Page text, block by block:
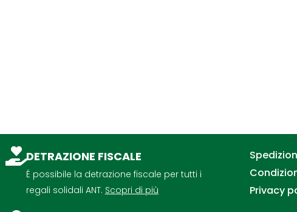
DETRAZIONE FISCALE
É possibile la detrazione fiscale per tutti i
regali solidali ANT. Scopri di più
Privacy